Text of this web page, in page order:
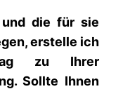
die für sie
erstelle ich
zu Ihrer
Sollte Ihnen